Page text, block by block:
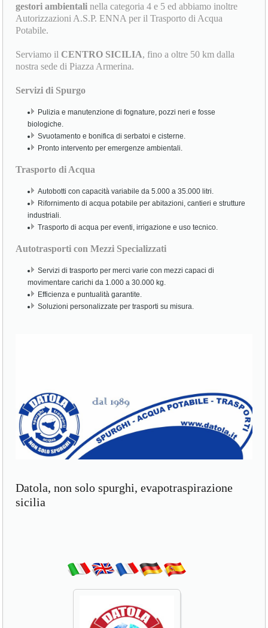
gestori ambientali nella categoria 4 e 5 ed abbiamo inoltre
Autorizzazioni A.S.P. ENNA per il Trasporto di Acqua
Potabile.
Serviamo il CENTRO SICILIA, fino a oltre 50 km dalla
nostra sede di Piazza Armerina.
Servizi di Spurgo
Pulizia e manutenzione di fognature, pozzi neri e fosse
biologiche.
Svuotamento e bonifica di serbatoi e cisterne.
Pronto intervento per emergenze ambientali.
Trasporto di Acqua
Autobotti con capacità variabile da 5.000 a 35.000 litri.
Rifornimento di acqua potabile per abitazioni, cantieri e strutture
industriali.
Trasporto di acqua per eventi, irrigazione e uso tecnico.
Autotrasporti con Mezzi Specializzati
Servizi di trasporto per merci varie con mezzi capaci di
movimentare carichi da 1.000 a 30.000 kg.
Efficienza e puntualità garantite.
Soluzioni personalizzate per trasporti su misura.
Datola, non solo spurghi, evapotraspirazione
sicilia